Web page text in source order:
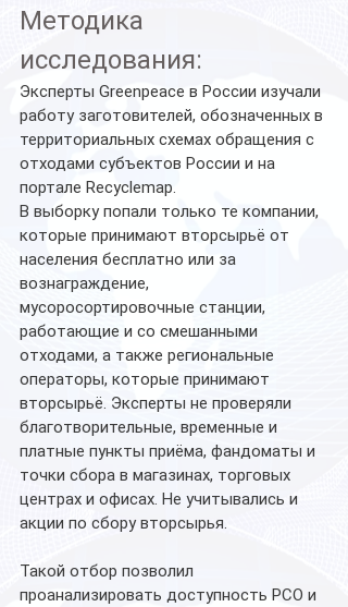
Методика
исследования:
Эксперты Greenpeace в России изучали
работу заготовителей, обозначенных в
территориальных схемах обращения с
отходами субъектов России и на
портале Recyclemap.
В выборку попали только те компании,
которые принимают вторсырьё от
населения бесплатно или за
вознаграждение,
мусоросортировочные станции,
работающие и со смешанными
отходами, а также региональные
операторы, которые принимают
вторсырьё. Эксперты не проверяли
благотворительные, временные и
платные пункты приёма, фандоматы и
точки сбора в магазинах, торговых
центрах и офисах. Не учитывались и
акции по сбору вторсырья.
Такой отбор позволил
проанализировать доступность РСО и